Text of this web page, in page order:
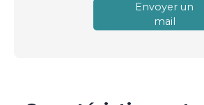
Envoyer un
mail